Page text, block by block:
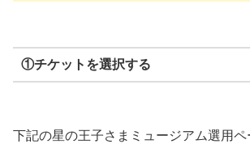
①チケットを選択する
下記の星の王子さまミュージアム選用